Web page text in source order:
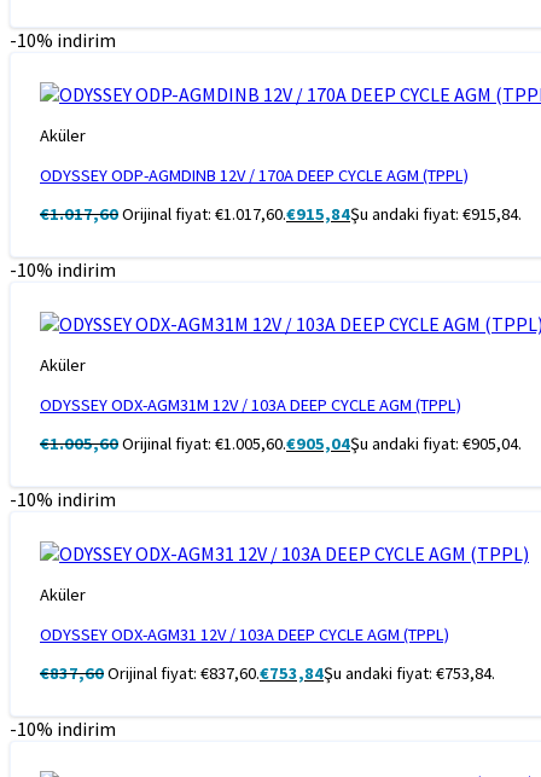
-10% indirim
Aküler
ODYSSEY ODP-AGMDINB 12V / 170A DEEP CYCLE AGM (TPPL)
€1.017,60Orijinal fiyat: €1.017,60.€915,84Şu andaki fiyat: €915,84.
-10% indirim
Aküler
ODYSSEY ODX-AGM31M 12V / 103A DEEP CYCLE AGM (TPPL)
€1.005,60Orijinal fiyat: €1.005,60.€905,04Şu andaki fiyat: €905,04.
-10% indirim
Aküler
ODYSSEY ODX-AGM31 12V / 103A DEEP CYCLE AGM (TPPL)
€837,60Orijinal fiyat: €837,60.€753,84Şu andaki fiyat: €753,84.
-10% indirim